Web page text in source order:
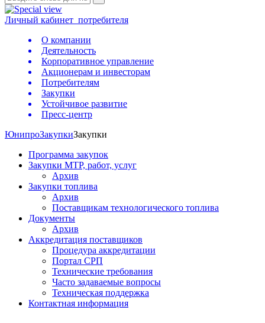
Личный кабинет потребителя
О компании
Деятельность
Корпоративное управление
Акционерам и инвесторам
Потребителям
Закупки
Устойчивое развитие
Пресс-центр
ЮнипроЗакупкиЗакупки
Программа закупок
Закупки МТР, работ, услуг
Архив
Закупки топлива
Архив
Поставщикам технологического топлива
Документы
Архив
Аккредитация поставщиков
Процедура аккредитации
Портал СРП
Технические требования
Часто задаваемые вопросы
Техническая поддержка
Контактная информация